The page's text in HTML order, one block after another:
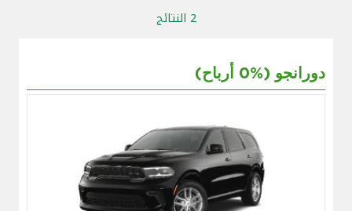
مملكة البحرين
2 النتائج
دورانجو (%0 أرباح)